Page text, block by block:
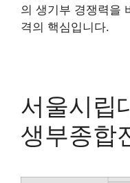
의 생기부 경쟁력을
격의 핵심입니다.
서울시립
생부종합